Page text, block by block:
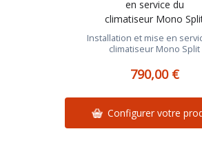
Installation et mise en
climatiseur Mono Split
790,00 €
Configurer votre